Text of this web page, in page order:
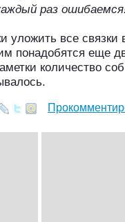
раз
уложить все связки
понадобятся еще
количество